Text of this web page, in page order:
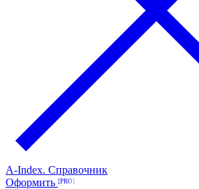
A-Index. Справочник
Оформить [PRO]